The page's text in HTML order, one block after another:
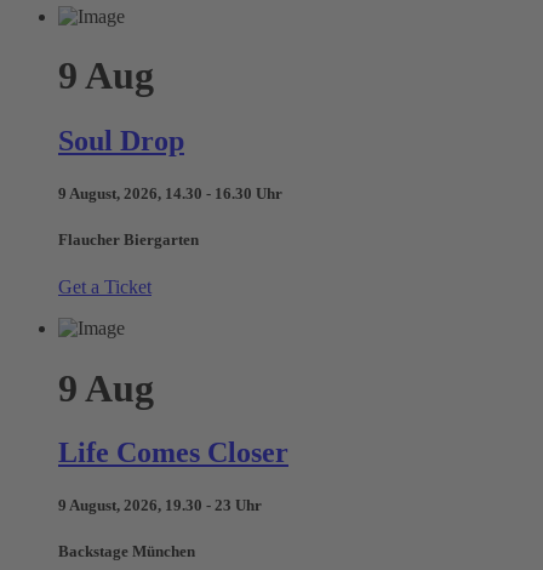
9Aug
Soul Drop
9 August, 2026, 14.30 - 16.30 Uhr
Flaucher Biergarten
Get a Ticket
9 Aug
Life Comes Closer
9 August, 2026, 19.30 - 23 Uhr
Backstage München